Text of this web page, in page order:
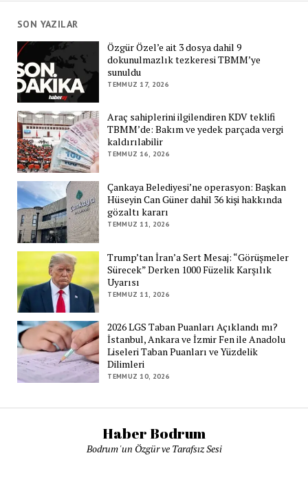
SON YAZILAR
Özgür Özel’e ait 3 dosya dahil 9
dokunulmazlık tezkeresi TBMM’ye
sunuldu
TEMMUZ 17, 2026
Araç sahiplerini ilgilendiren KDV teklifi
TBMM’de: Bakım ve yedek parçada vergi
kaldırılabilir
TEMMUZ 16, 2026
Çankaya Belediyesi’ne operasyon: Başkan
Hüseyin Can Güner dahil 36 kişi hakkında
gözaltı kararı
TEMMUZ 11, 2026
Trump’tan İran’a Sert Mesaj: “Görüşmeler
Sürecek” Derken 1000 Füzelik Karşılık
Uyarısı
TEMMUZ 11, 2026
2026 LGS Taban Puanları Açıklandı mı?
İstanbul, Ankara ve İzmir Fen ile Anadolu
Liseleri Taban Puanları ve Yüzdelik
Dilimleri
TEMMUZ 10, 2026
Haber Bodrum
Bodrum 'un Özgür ve Tarafsız Sesi